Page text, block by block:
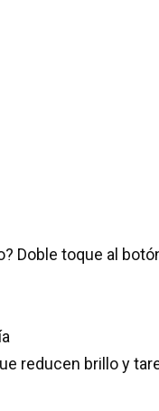
Doble toque al
reducen brillo y